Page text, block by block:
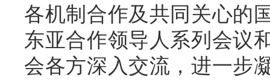
各机制合作及共同关心的
东亚合作领导人系列会议
会各方深入交流，进一步